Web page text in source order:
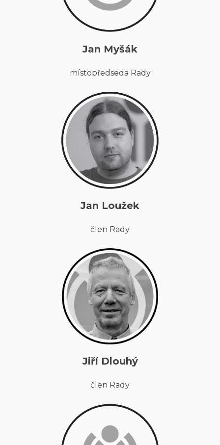
Jan Myšák
místopředseda Rady
Jan Loužek
člen Rady
Jiří Dlouhý
člen Rady